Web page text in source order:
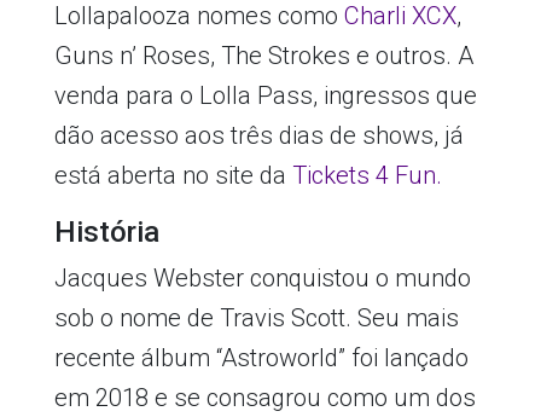
Lollapalooza nomes como Charli XCX,
Guns n’ Roses, The Strokes e outros. A
venda para o Lolla Pass, ingressos que
dão acesso aos três dias de shows, já
está aberta no site da Tickets 4 Fun.
História
Jacques Webster conquistou o mundo
sob o nome de Travis Scott. Seu mais
recente álbum “Astroworld” foi lançado
em 2018 e se consagrou como um dos